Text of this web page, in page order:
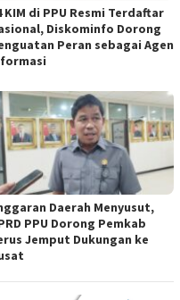
KIM di PPU Resmi Terdaftar
Diskominfo Dorong
Peran sebagai Agen
Daerah Menyusut,
PPU Dorong Pemkab
Jemput Dukungan ke